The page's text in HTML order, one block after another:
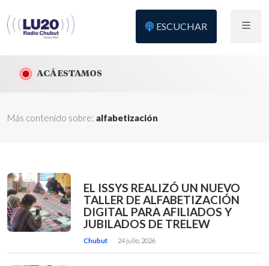
ESCUCHAR
ACÁ ESTAMOS
Más contenido sobre: alfabetización
EL ISSYS REALIZÓ UN NUEVO
TALLER DE ALFABETIZACIÓN
DIGITAL PARA AFILIADOS Y
JUBILADOS DE TRELEW
Chubut 24 julio, 2026